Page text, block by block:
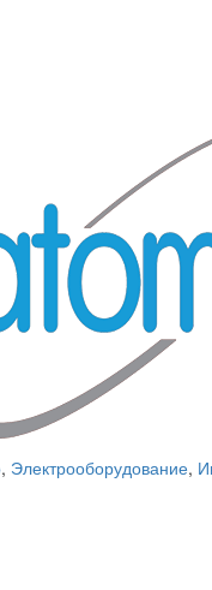
, Электрооборудование,